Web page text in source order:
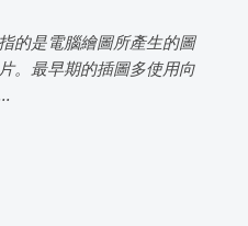
的是電腦繪圖所產生的圖
。最早期的插圖多使用向